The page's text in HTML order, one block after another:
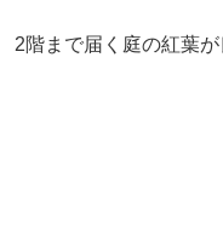
2階まで届く庭の紅葉が